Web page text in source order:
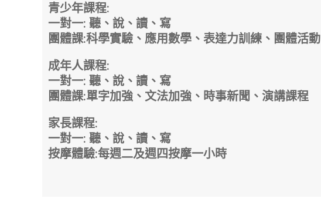
青少年課程:
一對一: 聽、說、讀、寫
團體課:科學實驗、應用數學、表達力訓練、團體活動
成年人課程:
一對一: 聽、說、讀、寫
團體課:單字加強、文法加強、時事新聞、演講課程
家長課程:
一對一: 聽、說、讀、寫
按摩體驗:每週二及週四按摩一小時